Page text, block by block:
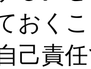
おく
己責